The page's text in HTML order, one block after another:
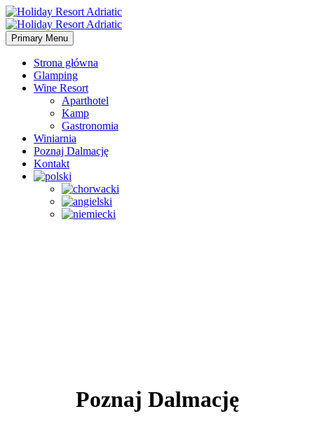
Primary Menu
Strona główna
Glamping
Wine Resort
Aparthotel
Kamp
Gastronomia
Winiarnia
Poznaj Dalmację
Kontakt
Poznaj Dalmację